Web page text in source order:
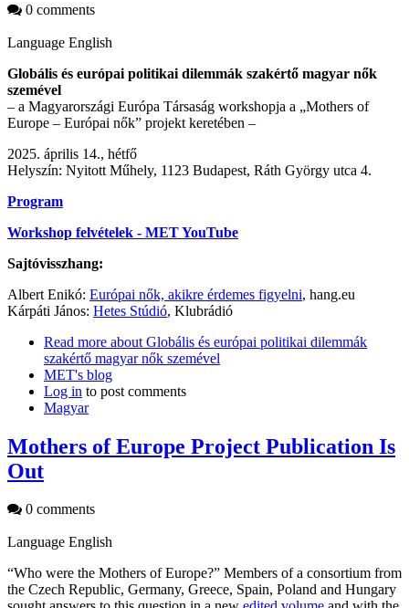
0 comments
Language English
Globális és európai politikai dilemmák szakértő magyar nők
szemével
– a Magyarországi Európa Társaság workshopja a „Mothers of
Europe – Európai nők” projekt keretében –
2025. április 14., hétfő
Helyszín: Nyitott Műhely, 1123 Budapest, Ráth György utca 4.
Program
Workshop felvételek - MET YouTube
Sajtóvisszhang:
Albert Enikó: Európai nők, akikre érdemes figyelni, hang.eu
Kárpáti János: Hetes Stúdió, Klubrádió
Read more about Globális és európai politikai dilemmák
szakértő magyar nők szemével
MET's blog
Log in to post comments
Magyar
Mothers of Europe Project Publication Is
Out
0 comments
Language English
“Who were the Mothers of Europe?” Members of a consortium from
the Czech Republic, Germany, Greece, Spain, Poland and Hungary